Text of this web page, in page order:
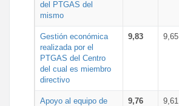
del PTGAS del
mismo
Gestión económica
realizada por el
PTGAS del Centro
del cual es miembro
directivo
9,83 9,65
Apoyo al equipo de
9,76 9,61